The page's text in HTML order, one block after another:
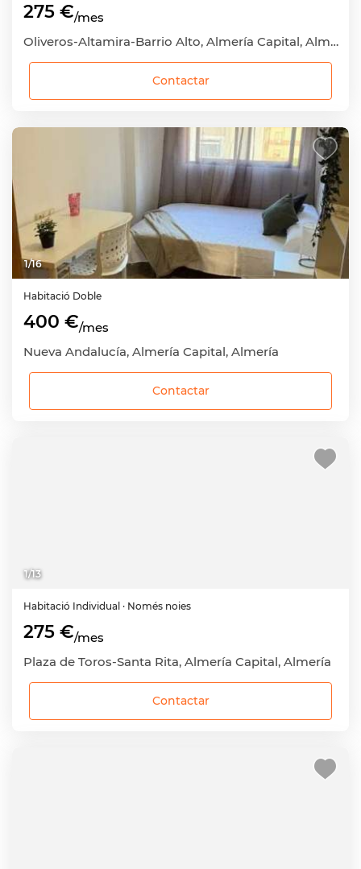
275 €/mes
Oliveros-Altamira-Barrio Alto, Almería Capital, Almería
Contactar
1/16
Habitació Doble
400 €/mes
Nueva Andalucía, Almería Capital, Almería
Contactar
1/13
Habitació Individual · Només noies
275 €/mes
Plaza de Toros-Santa Rita, Almería Capital, Almería
Contactar